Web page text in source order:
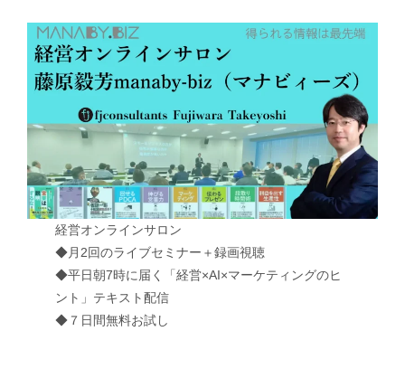
経営オンラインサロン
◆月2回のライブセミナー＋録画視聴
◆平日朝7時に届く「経営×AI×マーケティングのヒ
ント」テキスト配信
◆７日間無料お試し